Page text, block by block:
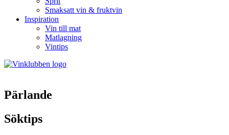
Smaksatt vin & fruktvin
Inspiration
Vin till mat
Matlagning
Vintips
Pärlande
Söktips